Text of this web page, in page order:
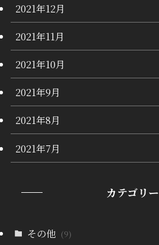
2021年12月
2021年11月
2021年10月
2021年9月
2021年8月
2021年7月
カテゴリー
その他 (9)